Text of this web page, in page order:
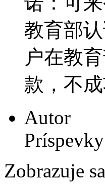
教育部
户在教
款，不
Autor
Príspevky
Zobrazuje